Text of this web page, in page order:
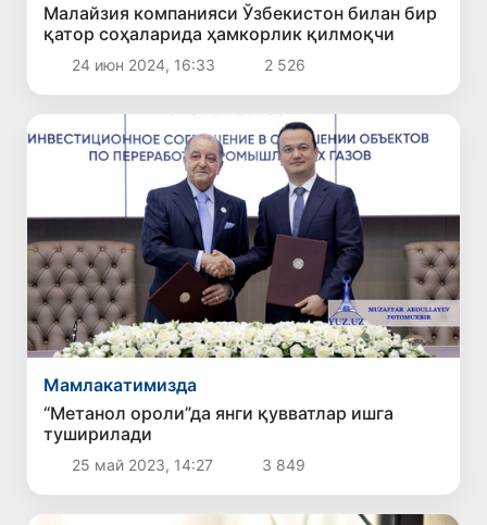
Малайзия компанияси Ўзбекистон билан бир
қатор соҳаларида ҳамкорлик қилмоқчи
24 июн 2024, 16:33 2 526
Мамлакатимизда
“Метанол ороли”да янги қувватлар ишга
туширилади
25 май 2023, 14:27 3 849